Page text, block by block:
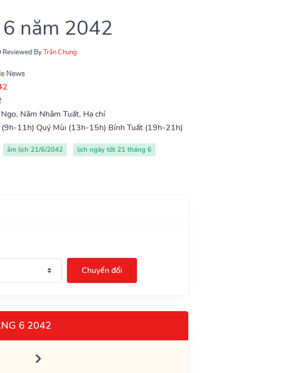
năm 2042
Reviewed ByTrần Chung
Năm Nhâm Tuất, Hạ chí
(9h-11h) Quý Mùi (13h-15h) Bính Tuất (19h-21h)
âm lịch 21/6/2042
lịch ngày tốt 21 tháng 6
Chuyển đổi
6 2042